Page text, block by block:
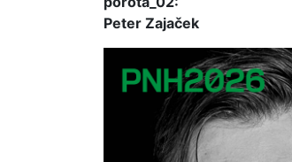
Peter Zajaček